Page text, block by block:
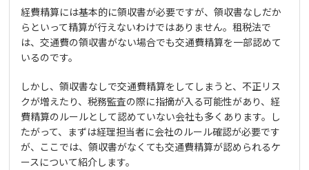
経費精算には基本的に領収書が必要ですが、領収書なしだか
らといって精算が行えないわけではありません。租税法で
は、交通費の領収書がない場合でも交通費精算を一部認めて
いるのです。
しかし、領収書なしで交通費精算をしてしまうと、不正リス
クが増えたり、税務監査の際に指摘が入る可能性があり、経
費精算のルールとして認めていない会社も多くあります。し
たがって、まずは経理担当者に会社のルール確認が必要です
が、ここでは、領収書がなくても交通費精算が認められるケ
ースについて紹介します。